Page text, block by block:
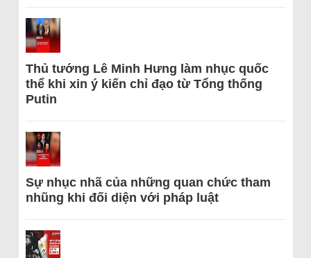
Thủ tướng Lê Minh Hưng làm nhục quốc
thể khi xin ý kiến chỉ đạo từ Tổng thống
Putin
Sự nhục nhã của những quan chức tham
nhũng khi đối diện với pháp luật